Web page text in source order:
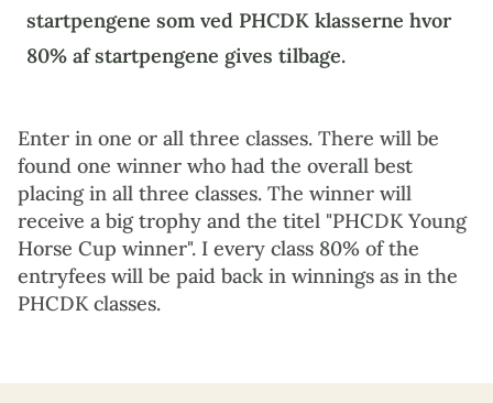
startpengene som ved PHCDK klasserne hvor
80% af startpengene gives tilbage.
Enter in one or all three classes. There will be
found one winner who had the overall best
placing in all three classes. The winner will
receive a big trophy and the titel "PHCDK Young
Horse Cup winner". I every class 80% of the
entryfees will be paid back in winnings as in the
PHCDK classes.